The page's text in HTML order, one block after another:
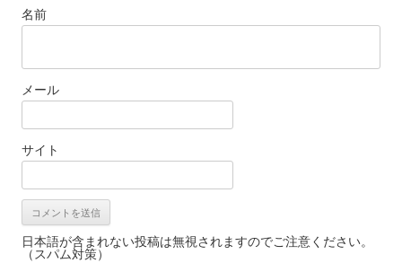
名前
メール
サイト
日本語が含まれない投稿は無視されますのでご注意ください。
（スパム対策）